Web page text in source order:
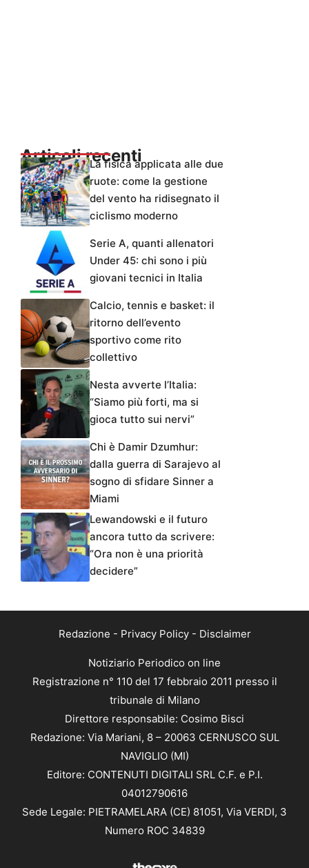
Articoli recentiLa fisica applicata alle due
ruote: come la gestione
del vento ha ridisegnato il
ciclismo moderno
Serie A, quanti allenatori
Under 45: chi sono i più
giovani tecnici in Italia
Calcio, tennis e basket: il
ritorno dell’evento
sportivo come rito
collettivo
Nesta avverte l’Italia:
“Siamo più forti, ma si
gioca tutto sui nervi”
Chi è Damir Dzumhur:
dalla guerra di Sarajevo al
sogno di sfidare Sinner a
Miami
Lewandowski e il futuro
ancora tutto da scrivere:
“Ora non è una priorità
decidere”
Redazione - Privacy Policy- Disclaimer
Notiziario Periodico on line
Registrazione n° 110 del 17 febbraio 2011 presso il
tribunale di Milano
Direttore responsabile: Cosimo Bisci
Redazione: Via Mariani, 8 – 20063 CERNUSCO SUL
NAVIGLIO (MI)
Editore: CONTENUTI DIGITALI SRL C.F. e P.I.
04012790616
Sede Legale: PIETRAMELARA (CE) 81051, Via VERDI, 3
Numero ROC 34839